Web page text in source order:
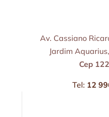
Av. Cassiano
Jardim Aquarius,
Cep
Tel: 12